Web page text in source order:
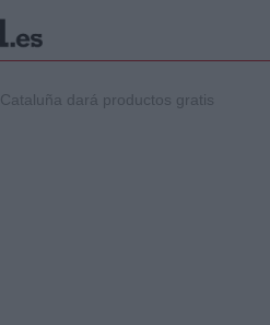
Cataluña dará productos gratis